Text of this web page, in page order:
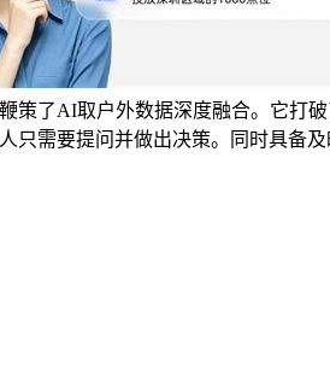
策了AI取户外数据深度融合。它打
只需要提问并做出决策。同时具备及